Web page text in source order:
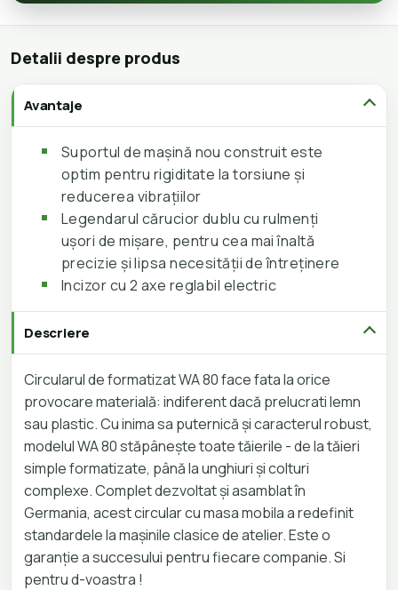
Detalii despre produs
Avantaje
Suportul de mașină nou construit este
optim pentru rigiditate la torsiune și
reducerea vibrațiilor
Legendarul cărucior dublu cu rulmenți
ușori de mișare, pentru cea mai înaltă
precizie și lipsa necesității de întreținere
Incizor cu 2 axe reglabil electric
Descriere
Circularul de formatizat WA 80 face fata la orice
provocare materială: indiferent dacă prelucrati lemn
sau plastic. Cu inima sa puternică și caracterul robust,
modelul WA 80 stăpânește toate tăierile - de la tăieri
simple formatizate, până la unghiuri și colturi
complexe. Complet dezvoltat și asamblat în
Germania, acest circular cu masa mobila a redefinit
standardele la mașinile clasice de atelier. Este o
garanție a succesului pentru fiecare companie. Si
pentru d-voastra !